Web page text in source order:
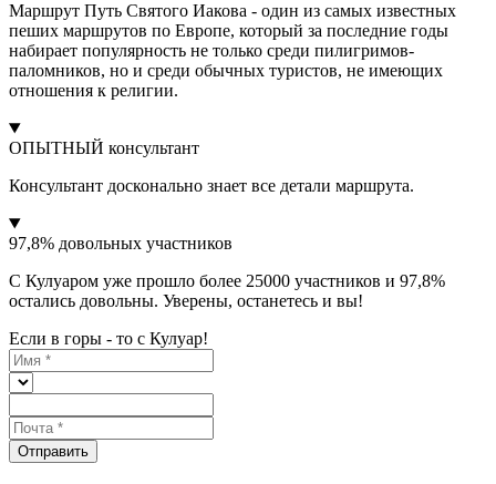
Маршрут Путь Святого Иакова - один из самых известных
пеших маршрутов по Европе, который за последние годы
набирает популярность не только среди пилигримов-
паломников, но и среди обычных туристов, не имеющих
отношения к религии.
ОПЫТНЫЙ консультант
Консультант досконально знает все детали маршрута.
97,8% довольных участников
С Кулуаром уже прошло более 25000 участников и 97,8%
остались довольны. Уверены, останетесь и вы!
Если в горы - то с Кулуар!
Отправить